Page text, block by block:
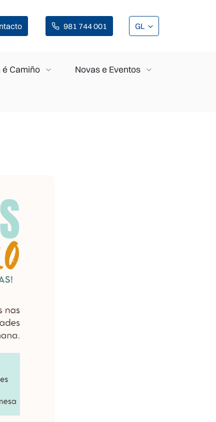
981 744 001 GL
Camiño Novas e Eventos